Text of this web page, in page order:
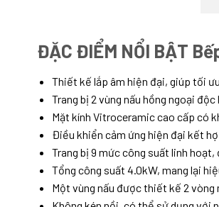
ĐẶC ĐIỂM NỔI BẬT
Thiết kế lắp âm hiện đại, giúp tối
Trang bị 2 vùng nấu hồng ngoại
Mặt kính Vitroceramic cao cấp có
Điều khiển cảm ứng hiện đại kết
Trang bị 9 mức công suất linh
Tổng công suất 4.0kW, mang lại
Một vùng nấu được thiết kế 2